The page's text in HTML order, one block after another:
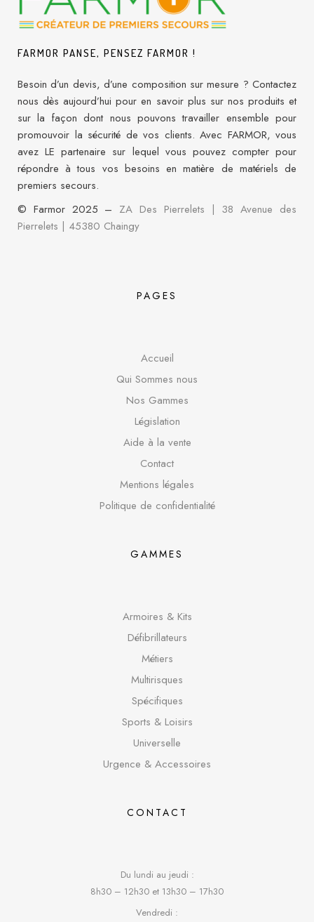
FARMOR PANSE, PENSEZ FARMOR !
Besoin d’un devis, d’une composition sur mesure ? Contactez
nous dès aujourd’hui pour en savoir plus sur nos produits et
sur la façon dont nous pouvons travailler ensemble pour
promouvoir la sécurité de vos clients. Avec FARMOR, vous
avez LE partenaire sur lequel vous pouvez compter pour
répondre à tous vos besoins en matière de matériels de
premiers secours.
© Farmor 2025 – ZA Des Pierrelets | 38 Avenue des
Pierrelets | 45380 Chaingy
PAGES
Accueil
Qui Sommes nous
Nos Gammes
Législation
Aide à la vente
Contact
Mentions légales
Politique de confidentialité
GAMMES
Armoires & Kits
Défibrillateurs
Métiers
Multirisques
Spécifiques
Sports & Loisirs
Universelle
Urgence & Accessoires
CONTACT
Du lundi au jeudi :
8h30 – 12h30 et 13h30 – 17h30
Vendredi :